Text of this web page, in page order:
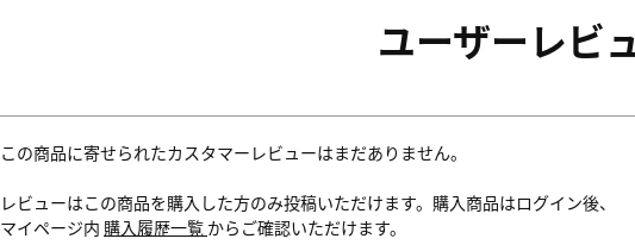
ユーザーレビ
この商品に寄せられたカスタマーレビューはまだありません。
レビューはこの商品を購入した方のみ投稿いただけます。購入商品はログイン後、
マイページ内 購入履歴一覧 からご確認いただけます。